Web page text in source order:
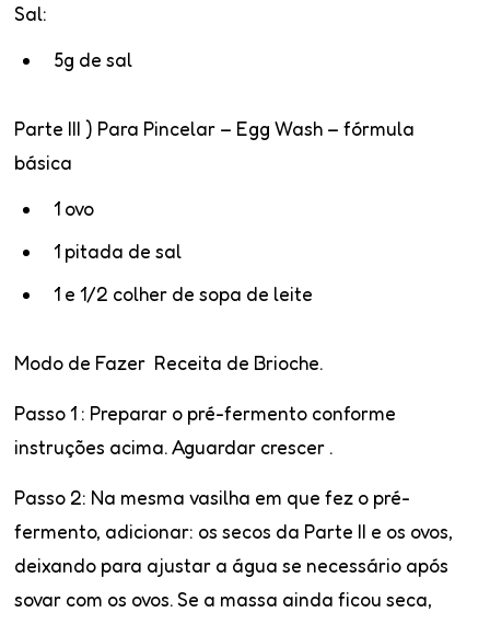
Sal:
5g de sal
Parte III ) Para Pincelar – Egg Wash – fórmula
básica
1 ovo
1 pitada de sal
1 e 1/2 colher de sopa de leite
Modo de Fazer Receita de Brioche.
Passo 1 : Preparar o pré-fermento conforme
instruções acima. Aguardar crescer .
Passo 2: Na mesma vasilha em que fez o pré-
fermento, adicionar: os secos da Parte II e os ovos,
deixando para ajustar a água se necessário após
sovar com os ovos. Se a massa ainda ficou seca,